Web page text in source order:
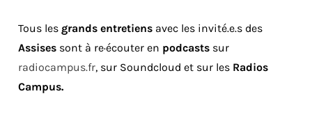
Tous les grands entretiens avec les invité.e.s des
Assises sont à re·écouter en podcasts sur
radiocampus.fr, sur Soundcloud et sur les Radios
Campus.